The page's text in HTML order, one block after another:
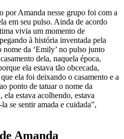
por Amanda nesse grupo foi com a
em seu pulso. Ainda de acordo
vivia um momento de
à história inventada pela
da ‘Emily’ no pulso junto
dela, naquela época,
ela estava tão obcecada,
ela foi deixando o casamento e a
ponto de tatuar o nome da
ela estava acolhendo, estava
se sentir amada e cuidada”,
Amanda